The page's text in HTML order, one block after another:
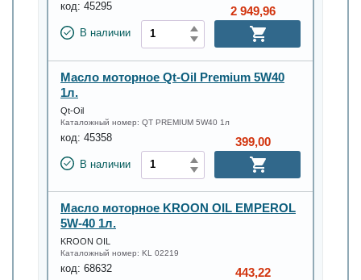
код: 45295
В наличии
2 949,96
Масло моторное Qt-Oil Premium 5W40
1л.
Qt-Oil
Каталожный номер: QT PREMIUM 5W40 1л
код: 45358
В наличии
399,00
Масло моторное KROON OIL EMPEROL
5W-40 1л.
KROON OIL
Каталожный номер: KL 02219
код: 68632 443,22